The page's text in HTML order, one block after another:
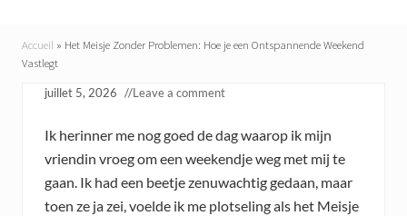
Accueil » Het Meisje Zonder Problemen: Hoe je een Ontspannende Weekend
Vastlegt
juillet 5, 2026 //Leave a comment
Ik herinner me nog goed de dag waarop ik mijn
vriendin vroeg om een weekendje weg met mij te
gaan. Ik had een beetje zenuwachtig gedaan, maar
toen ze ja zei, voelde ik me plotseling als het Meisje